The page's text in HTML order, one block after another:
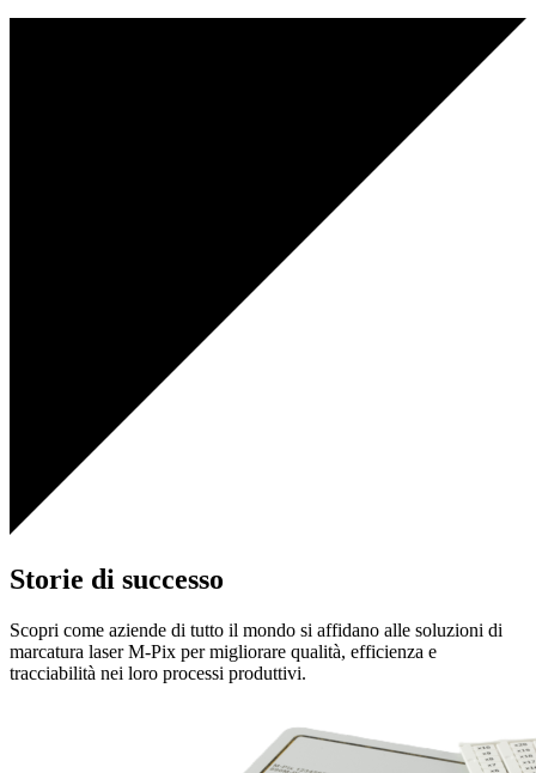
Storie di successo
Scopri come aziende di tutto il mondo si affidano alle soluzioni di
marcatura laser M-Pix per migliorare qualità, efficienza e
tracciabilità nei loro processi produttivi.